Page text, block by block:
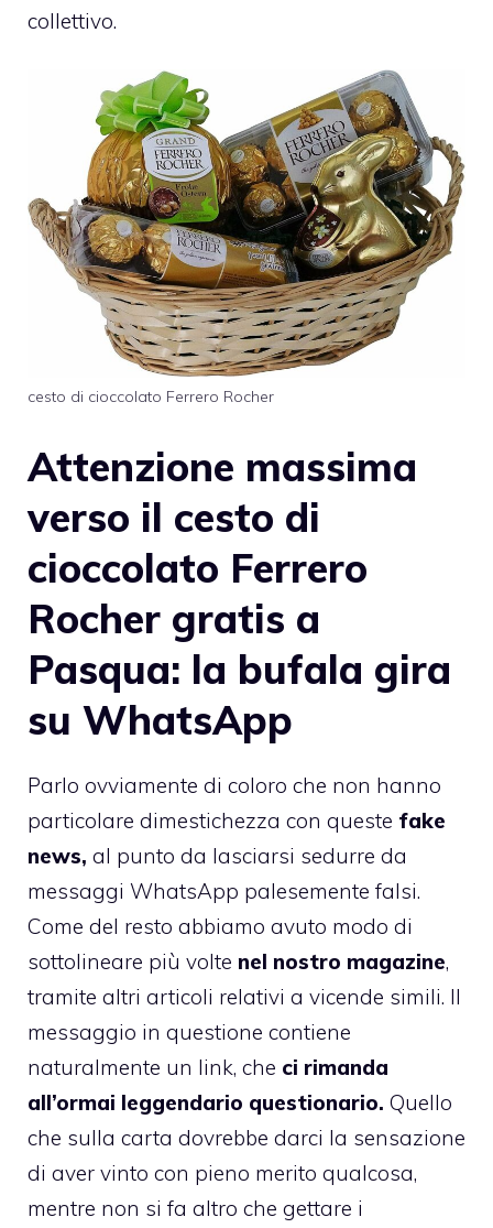
collettivo.
cesto di cioccolato Ferrero Rocher
Attenzione massima
verso il cesto di
cioccolato Ferrero
Rocher gratis a
Pasqua: la bufala gira
su WhatsApp
Parlo ovviamente di coloro che non hanno
particolare dimestichezza con queste fake
news, al punto da lasciarsi sedurre da
messaggi WhatsApp palesemente falsi.
Come del resto abbiamo avuto modo di
sottolineare più volte nel nostro magazine,
tramite altri articoli relativi a vicende simili. Il
messaggio in questione contiene
naturalmente un link, che ci rimanda
all’ormai leggendario questionario. Quello
che sulla carta dovrebbe darci la sensazione
di aver vinto con pieno merito qualcosa,
mentre non si fa altro che gettare i